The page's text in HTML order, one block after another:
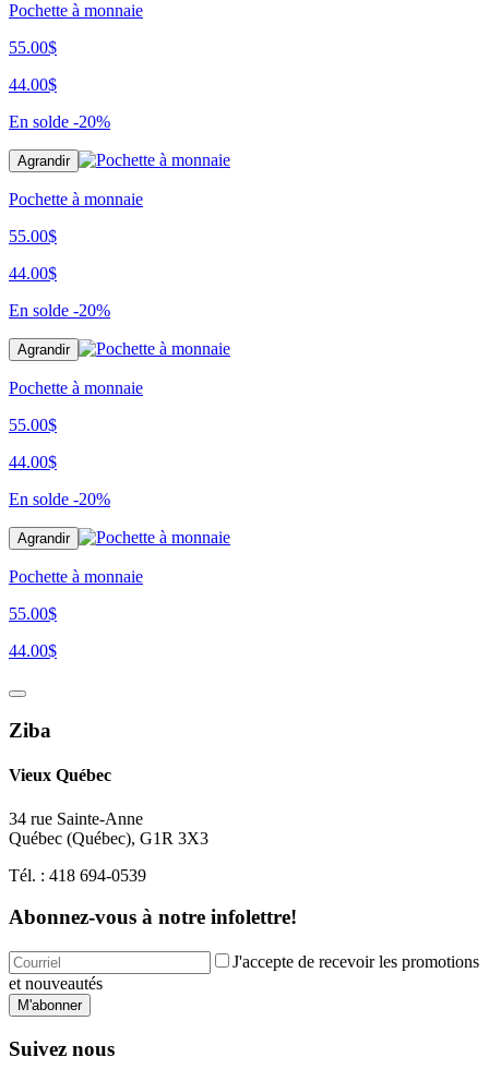
Pochette à monnaie
55.00$
44.00$
En solde -20%
Agrandir
Pochette à monnaie
55.00$
44.00$
En solde -20%
Agrandir
Pochette à monnaie
55.00$
44.00$
En solde -20%
Agrandir
Pochette à monnaie
55.00$
44.00$
Ziba
Vieux Québec
34 rue Sainte-Anne
Québec (Québec), G1R 3X3
Tél. : 418 694-0539
Abonnez-vous à notre infolettre!
J'accepte de recevoir les promotions
et nouveautés
M'abonner
Suivez nous